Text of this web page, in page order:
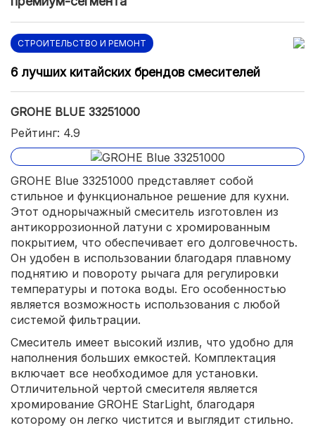
СТРОИТЕЛЬСТВО И РЕМОНТ
6 лучших китайских брендов смесителей
GROHE BLUE 33251000
Рейтинг: 4.9
GROHE Blue 33251000 представляет собой
стильное и функциональное решение для кухни.
Этот однорычажный смеситель изготовлен из
антикоррозионной латуни с хромированным
покрытием, что обеспечивает его долговечность.
Он удобен в использовании благодаря плавному
поднятию и повороту рычага для регулировки
температуры и потока воды. Его особенностью
является возможность использования с любой
системой фильтрации.
Смеситель имеет высокий излив, что удобно для
наполнения больших емкостей. Комплектация
включает все необходимое для установки.
Отличительной чертой смесителя является
хромирование GROHE StarLight, благодаря
которому он легко чистится и выглядит стильно.